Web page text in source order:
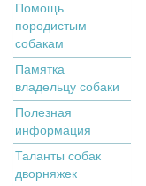
Помощь
породистым
собакам
Памятка
владельцу собаки
Полезная
информация
Таланты собак
дворняжек